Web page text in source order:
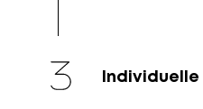
Individuelle